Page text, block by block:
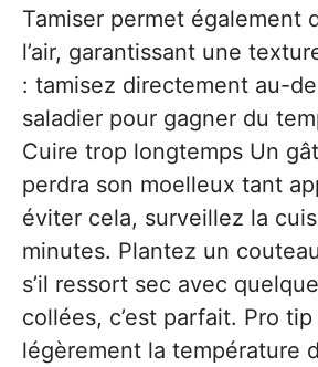
Tamiser permet également
l’air, garantissant une
: tamisez directement au-
saladier pour gagner du
Cuire trop longtemps Un
perdra son moelleux tant
éviter cela, surveillez la
minutes. Plantez un
s’il ressort sec avec
collées, c’est parfait. Pro
légèrement la température